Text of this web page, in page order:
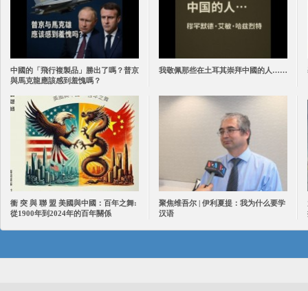
中國的「飛行複製品」勝出了嗎？普京
與馬克龍應該感到羞愧嗎？
我敬佩那些在土耳其崇拜中國的人……
衝 突 與 聯 盟 美國與中國：百年之舞:
從1900年到2024年的百年關係
聚焦维吾尔 | 伊利夏提：我为什么要学
汉语